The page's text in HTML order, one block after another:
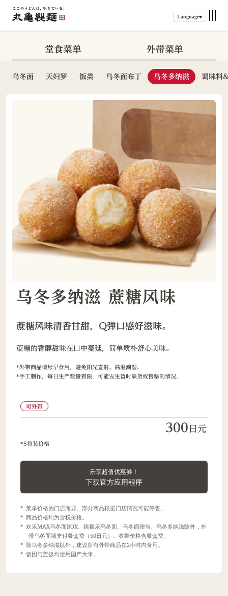
Language
堂食菜单 外带菜单
乌冬面 天妇罗 饭类 乌冬面布丁 乌冬多纳滋 调味料
乌冬多纳滋 蔗糖风味
蔗糖风味清香甘甜，Q弹口感好滋味。
蔗糖的香醇甜味在口中蔓延，简单质朴舒心美味。
外带商品请尽早食用，避免阳光直射、高温潮湿。
手工制作，每日生产数量有限，可能发生暂时缺货或售罄的情况。
可外带
300 日元
5粒装价格
乐享超值优惠券！
下载官方应用程序
菜单价格因门店而异。部分商品根据门店情况可能停售。
商品价格均为含税价格。
欢乐MAX乌冬面BOX、摇摇乐乌冬面、乌冬面便当、乌冬多纳滋除外，外
带乌冬面须支付餐盒费（50日元）。收据价格含餐盒费。
除乌冬多纳滋以外，建议所有外带商品在2小时内食用。
饭团与盖饭均使用国产大米。